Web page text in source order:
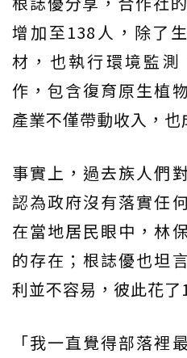
增加至138人，除了
材，也執行環境監
作，包含復育原生植
產業不僅帶動收入，也
事實上，過去族人們
認為政府沒有落實任
在當地居民眼中，林
的存在；根誌優也坦
利並不容易，彼此花了
「我一直覺得部落裡